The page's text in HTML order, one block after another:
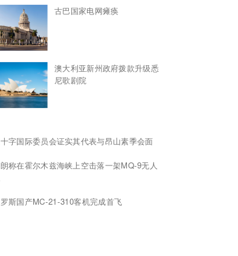
古巴国家电网瘫痪
澳大利亚新州政府拨款升级悉
尼歌剧院
字国际委员会证实其代表与昂山素季会面
称在霍尔木兹海峡上空击落一架MQ-9无人
斯国产MC-21-310客机完成首飞